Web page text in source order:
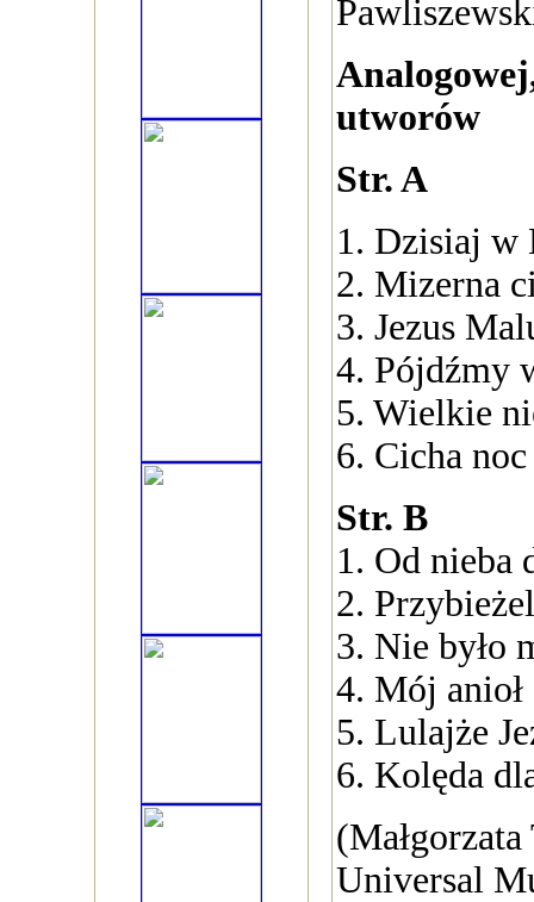
utworów
Str. A
1. Dzisiaj w
2. Mizerna
3. Jezus
4. Pójdźmy
5. Wielkie
6. Cicha noc
Str. B
1. Od nieba
2.
3. Nie było
4. Mój anioł
5. Lulajże
6. Kolęda
Universal